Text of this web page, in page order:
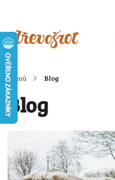
Domů / Blog
Blog